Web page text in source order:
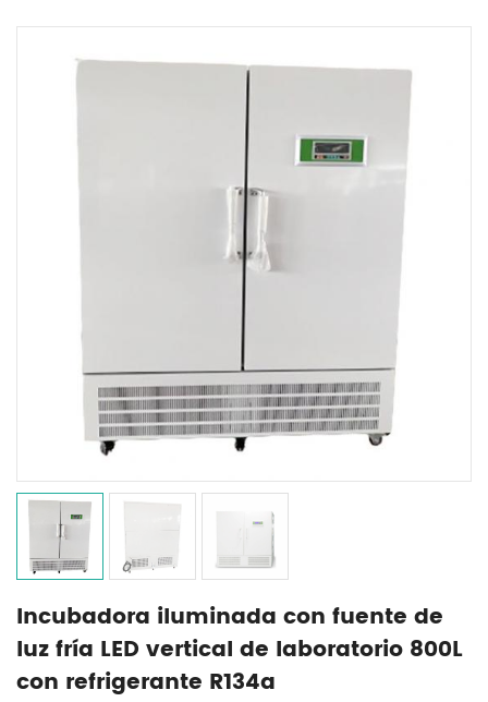
Incubadora iluminada con fuente de
luz fría LED vertical de laboratorio 800L
con refrigerante R134a